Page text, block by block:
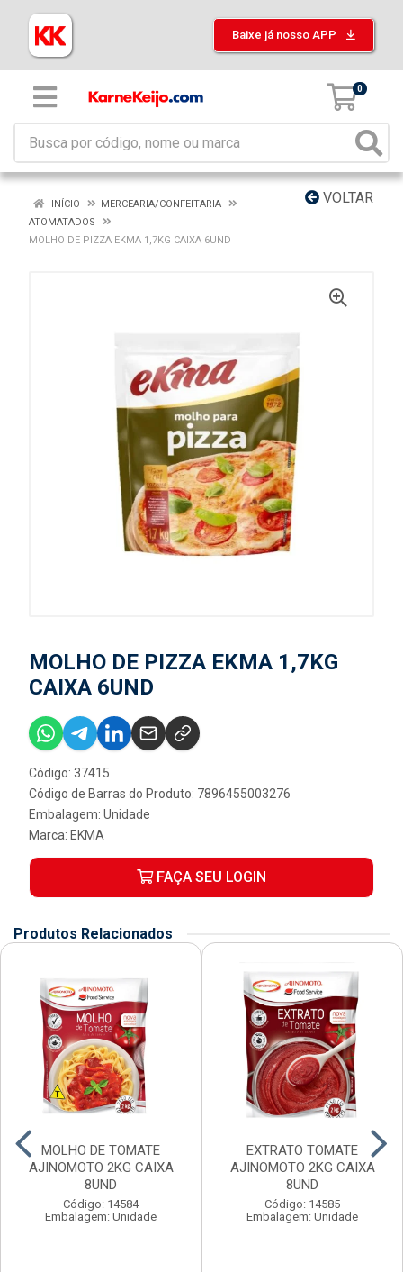
Baixe já nosso APP
0
VOLTAR
INÍCIO
MERCEARIA/CONFEITARIA
ATOMATADOS
MOLHO DE PIZZA EKMA 1,7KG CAIXA 6UND
MOLHO DE PIZZA EKMA 1,7KG
CAIXA 6UND
Código: 37415
Código de Barras do Produto: 7896455003276
Embalagem: Unidade
Marca: EKMA
FAÇA SEU LOGIN
Produtos Relacionados
MOLHO DE TOMATE
AJINOMOTO 2KG CAIXA
8UND
Código: 14584
Embalagem: Unidade
EXTRATO TOMATE
AJINOMOTO 2KG CAIXA
8UND
Código: 14585
Embalagem: Unidade